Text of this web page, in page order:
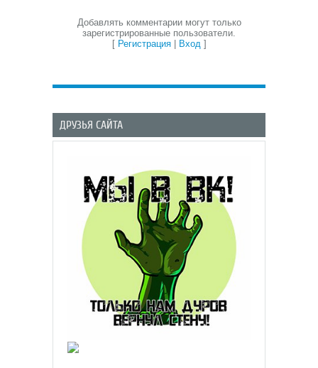
Добавлять комментарии могут только
зарегистрированные пользователи.
[ Регистрация| Вход]
ДРУЗЬЯ САЙТА